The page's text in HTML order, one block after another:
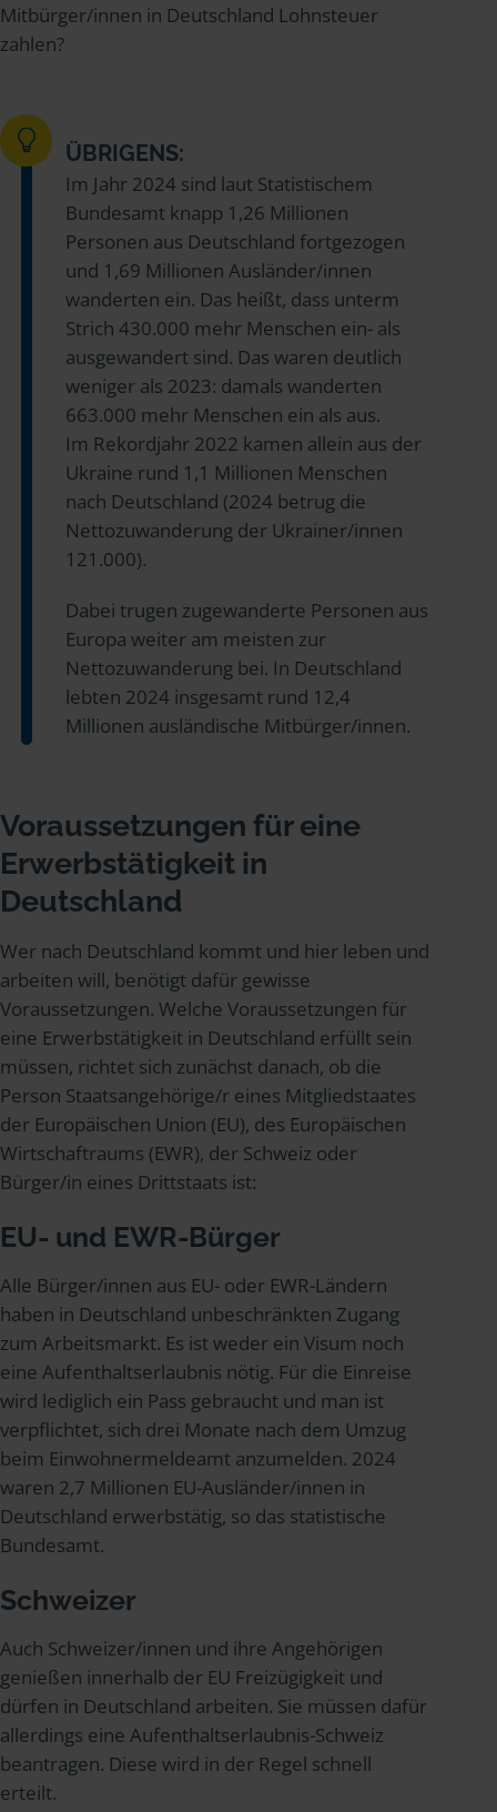
Mitbürger/innen in Deutschland Lohnsteuer
zahlen?
ÜBRIGENS:
Im Jahr 2024 sind laut Statistischem
Bundesamt knapp 1,26 Millionen
Personen aus Deutschland fortgezogen
und 1,69 Millionen Ausländer/innen
wanderten ein. Das heißt, dass unterm
Strich 430.000 mehr Menschen ein- als
ausgewandert sind. Das waren deutlich
weniger als 2023: damals wanderten
663.000 mehr Menschen ein als aus.
Im Rekordjahr 2022 kamen allein aus der
Ukraine rund 1,1 Millionen Menschen
nach Deutschland (2024 betrug die
Nettozuwanderung der Ukrainer/innen
121.000).
Dabei trugen zugewanderte Personen aus
Europa weiter am meisten zur
Nettozuwanderung bei. In Deutschland
lebten 2024 insgesamt rund 12,4
Millionen ausländische Mitbürger/innen.
Voraussetzungen für eine
Erwerbstätigkeit in
Deutschland
Wer nach Deutschland kommt und hier leben und
arbeiten will, benötigt dafür gewisse
Voraussetzungen. Welche Voraussetzungen für
eine Erwerbstätigkeit in Deutschland erfüllt sein
müssen, richtet sich zunächst danach, ob die
Person Staatsangehörige/r eines Mitgliedstaates
der Europäischen Union (EU), des Europäischen
Wirtschaftraums (EWR), der Schweiz oder
Bürger/in eines Drittstaats ist:
EU- und EWR-Bürger
Alle Bürger/innen aus EU- oder EWR-Ländern
haben in Deutschland unbeschränkten Zugang
zum Arbeitsmarkt. Es ist weder ein Visum noch
eine Aufenthaltserlaubnis nötig. Für die Einreise
wird lediglich ein Pass gebraucht und man ist
verpflichtet, sich drei Monate nach dem Umzug
beim Einwohnermeldeamt anzumelden. 2024
waren 2,7 Millionen EU-Ausländer/innen in
Deutschland erwerbstätig, so das statistische
Bundesamt.
Schweizer
Auch Schweizer/innen und ihre Angehörigen
genießen innerhalb der EU Freizügigkeit und
dürfen in Deutschland arbeiten. Sie müssen dafür
allerdings eine Aufenthaltserlaubnis-Schweiz
beantragen. Diese wird in der Regel schnell
erteilt.